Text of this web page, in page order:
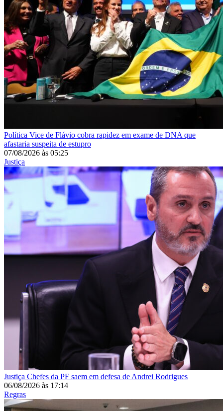
Política Vice de Flávio cobra rapidez em exame de DNA que
afastaria suspeita de estupro
07/08/2026 às 05:25
Justiça
Justiça Chefes da PF saem em defesa de Andrei Rodrigues
06/08/2026 às 17:14
Regras